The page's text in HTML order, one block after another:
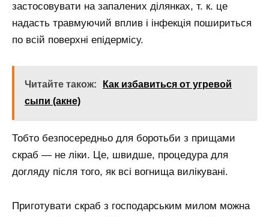
застосовувати на запалених ділянках, т. к. це
надасть травмуючий вплив і інфекція пошириться
по всій поверхні епідермісу.
Читайте також:
Как избавиться от угревой
сыпи (акне)
Тобто безпосередньо для боротьби з прищами
скраб — не ліки. Це, швидше, процедура для
догляду після того, як всі вогнища вилікувані.
Приготувати скраб з господарським милом можна